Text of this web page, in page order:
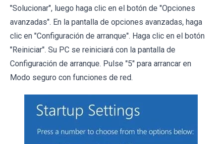
"Solucionar", luego haga clic en el botón de "Opciones
avanzadas". En la pantalla de opciones avanzadas, haga
clic en "Configuración de arranque". Haga clic en el botón
"Reiniciar". Su PC se reiniciará con la pantalla de
Configuración de arranque. Pulse "5" para arrancar en
Modo seguro con funciones de red.